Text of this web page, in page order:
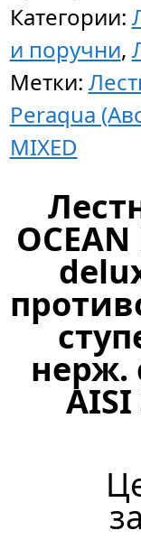
Категории:
и поручни,
Метки:
Peraqua
MIXED
нерж.
AISI